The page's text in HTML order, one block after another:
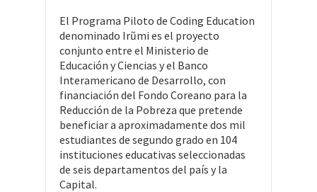
El Programa Piloto de Coding Education
denominado Irũmi es el proyecto
conjunto entre el Ministerio de
Educación y Ciencias y el Banco
Interamericano de Desarrollo, con
financiación del Fondo Coreano para la
Reducción de la Pobreza que pretende
beneficiar a aproximadamente dos mil
estudiantes de segundo grado en 104
instituciones educativas seleccionadas
de seis departamentos del país y la
Capital.